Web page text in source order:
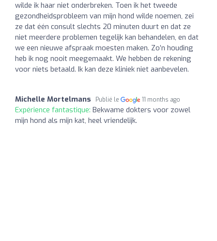
wilde ik haar niet onderbreken. Toen ik het tweede
gezondheidsprobleem van mijn hond wilde noemen, zei
ze dat één consult slechts 20 minuten duurt en dat ze
niet meerdere problemen tegelijk kan behandelen, en dat
we een nieuwe afspraak moesten maken. Zo’n houding
heb ik nog nooit meegemaakt. We hebben de rekening
voor niets betaald. Ik kan deze kliniek niet aanbevelen.
Michelle Mortelmans Publié le 11 months ago
Expérience fantastique: Bekwame dokters voor zowel
mijn hond als mijn kat, heel vriendelijk.